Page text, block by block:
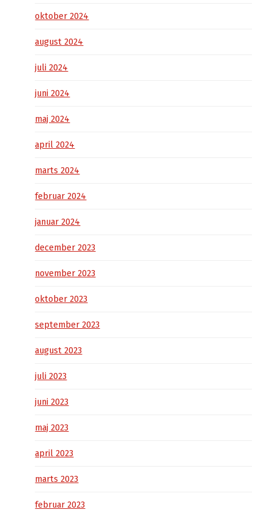
oktober 2024
august 2024
juli 2024
juni 2024
maj 2024
april 2024
marts 2024
februar 2024
januar 2024
december 2023
november 2023
oktober 2023
september 2023
august 2023
juli 2023
juni 2023
maj 2023
april 2023
marts 2023
februar 2023